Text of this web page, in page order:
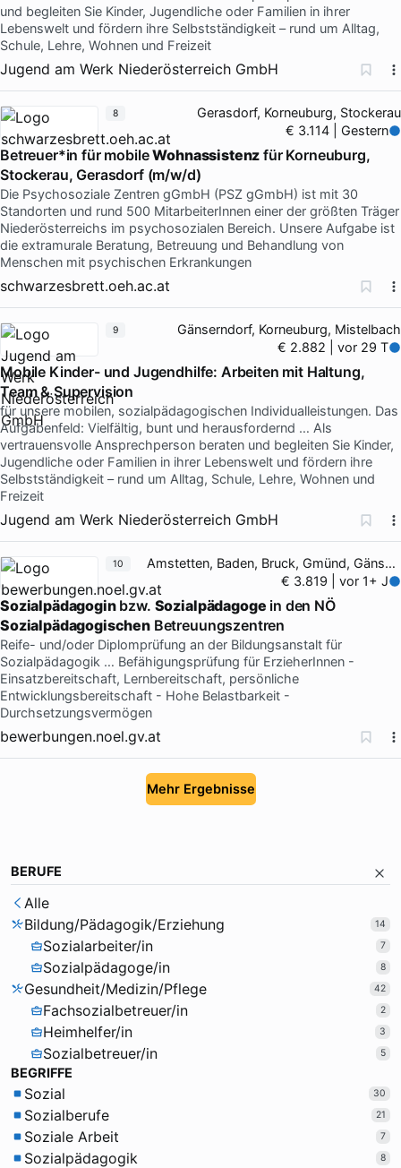
und begleiten Sie Kinder, Jugendliche oder Familien in ihrer
Lebenswelt und fördern ihre Selbstständigkeit – rund um Alltag,
Schule, Lehre, Wohnen und Freizeit
Jugend am Werk Niederösterreich GmbH
Gerasdorf, Korneuburg, Stockerau
€ 3.114 | Gestern
Betreuer*in für mobileWohnassistenz für Korneuburg,
Stockerau, Gerasdorf (m/w/d)
Die Psychosoziale Zentren gGmbH (PSZ gGmbH) ist mit 30
Standorten und rund 500 MitarbeiterInnen einer der größten Träger
Niederösterreichs im psychosozialen Bereich. Unsere Aufgabe ist
die extramurale Beratung, Betreuung und Behandlung von
Menschen mit psychischen Erkrankungen
schwarzesbrett.oeh.ac.at
8
Gänserndorf, Korneuburg, Mistelbach
€ 2.882 | vor 29 T
Mobile Kinder- und Jugendhilfe: Arbeiten mit Haltung,
Team & Supervision
für unsere mobilen, sozialpädagogischen Individualleistungen. Das
Aufgabenfeld: Vielfältig, bunt und herausfordernd … Als
vertrauensvolle Ansprechperson beraten und begleiten Sie Kinder,
Jugendliche oder Familien in ihrer Lebenswelt und fördern ihre
Selbstständigkeit – rund um Alltag, Schule, Lehre, Wohnen und
Freizeit
Jugend am Werk Niederösterreich GmbH
9
Amstetten, Baden, Bruck, Gmünd, Gänserndorf
€ 3.819 | vor 1+ J
Sozialpädagoginbzw. Sozialpädagoge in den NÖ
SozialpädagogischenBetreuungszentren
Reife- und/oder Diplomprüfung an der Bildungsanstalt für
Sozialpädagogik … Befähigungsprüfung für ErzieherInnen -
Einsatzbereitschaft, Lernbereitschaft, persönliche
Entwicklungsbereitschaft - Hohe Belastbarkeit -
Durchsetzungsvermögen
bewerbungen.noel.gv.at
10
Mehr Ergebnisse
BERUFE
Alle
Bildung/Pädagogik/Erziehung
14
Sozialarbeiter/in 7
Sozialpädagoge/in 8
Gesundheit/Medizin/Pflege 42
Fachsozialbetreuer/in 2
Heimhelfer/in 3
Sozialbetreuer/in 5
BEGRIFFE
Sozial 30
Sozialberufe 21
Soziale Arbeit 7
Sozialpädagogik 8